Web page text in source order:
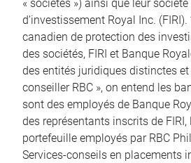
« sociétés ») ainsi que leur
d’investissement Royal Inc.
canadien de protection des
des sociétés, FIRI et Banque
des entités juridiques distinctes et
conseiller RBC », on entend les
sont des employés de Banque
des représentants inscrits de
portefeuille employés par RBC
Services-conseils en placements